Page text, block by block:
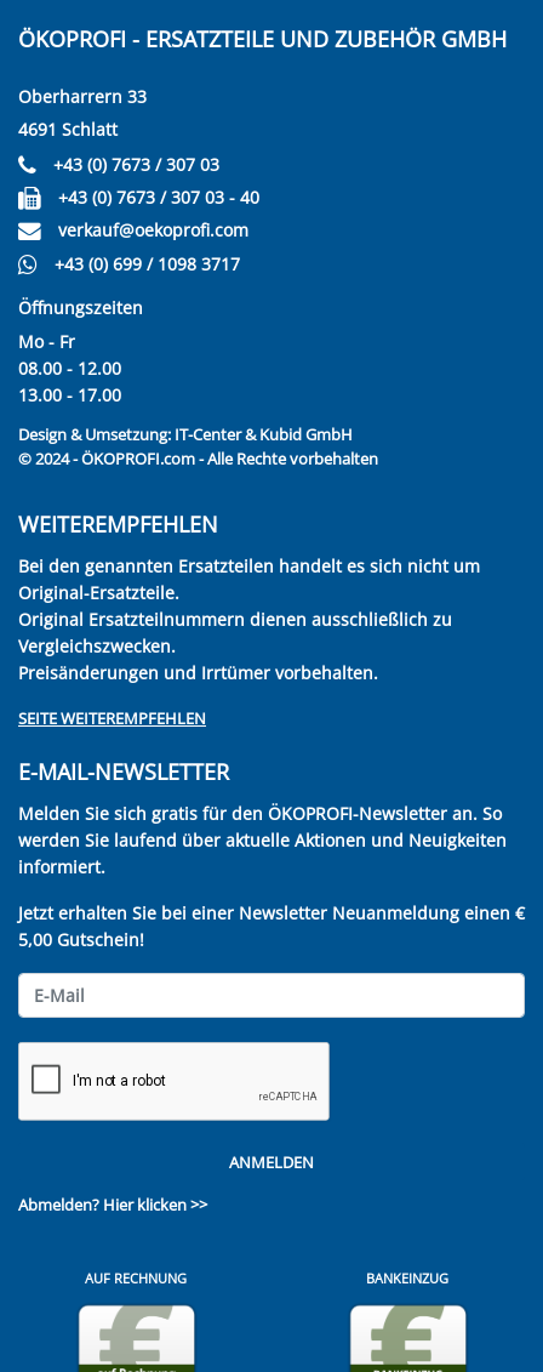
ÖKOPROFI - ERSATZTEILE UND ZUBEHÖR GMBH
Oberharrern 33
4691 Schlatt
+43 (0) 7673 / 307 03
+43 (0) 7673 / 307 03 - 40
verkauf@oekoprofi.com
+43 (0) 699 / 1098 3717
Öffnungszeiten
Mo - Fr
08.00 - 12.00
13.00 - 17.00
Design & Umsetzung: IT-Center & Kubid GmbH
© 2024 - ÖKOPROFI.com - Alle Rechte vorbehalten
WEITEREMPFEHLEN
Bei den genannten Ersatzteilen handelt es sich nicht um
Original-Ersatzteile.
Original Ersatzteilnummern dienen ausschließlich zu
Vergleichszwecken.
Preisänderungen und Irrtümer vorbehalten.
SEITE WEITEREMPFEHLEN
E-MAIL-NEWSLETTER
Melden Sie sich gratis für den ÖKOPROFI-Newsletter an. So
werden Sie laufend über aktuelle Aktionen und Neuigkeiten
informiert.
Jetzt erhalten Sie bei einer Newsletter Neuanmeldung einen €
5,00 Gutschein!
ANMELDEN
Abmelden? Hier klicken >>
AUF RECHNUNG BANKEINZUG